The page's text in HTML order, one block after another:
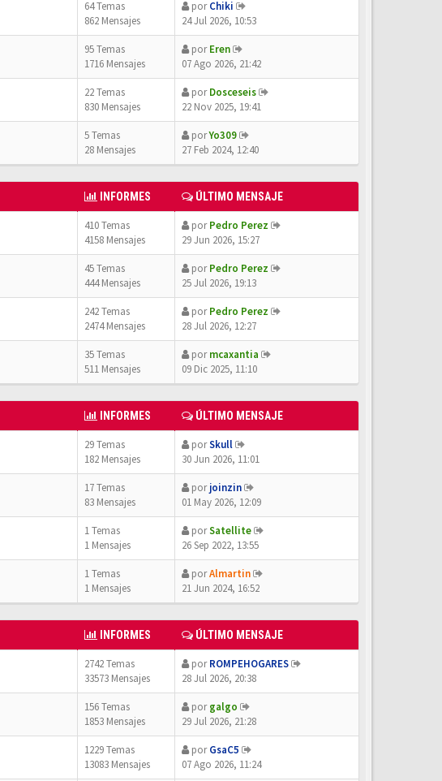
64 Temas
862 Mensajes
porChiki
24 Jul 2026, 10:53
95 Temas
1716 Mensajes
porEren
07 Ago 2026, 21:42
22 Temas
830 Mensajes
porDosceseis
22 Nov 2025, 19:41
5 Temas
28 Mensajes
porYo309
27 Feb 2024, 12:40
INFORMES ÚLTIMO MENSAJE
410 Temas
4158 Mensajes
porPedro Perez
29 Jun 2026, 15:27
45 Temas
444 Mensajes
porPedro Perez
25 Jul 2026, 19:13
242 Temas
2474 Mensajes
porPedro Perez
28 Jul 2026, 12:27
35 Temas
511 Mensajes
pormcaxantia
09 Dic 2025, 11:10
INFORMES ÚLTIMO MENSAJE
29 Temas
182 Mensajes
porSkull
30 Jun 2026, 11:01
17 Temas
83 Mensajes
porjoinzin
01 May 2026, 12:09
1 Temas
1 Mensajes
porSatellite
26 Sep 2022, 13:55
1 Temas
1 Mensajes
porAlmartin
21 Jun 2024, 16:52
INFORMES ÚLTIMO MENSAJE
2742 Temas
33573 Mensajes
porROMPEHOGARES
28 Jul 2026, 20:38
156 Temas
1853 Mensajes
porgalgo
29 Jul 2026, 21:28
1229 Temas
13083 Mensajes
porGsaC5
07 Ago 2026, 11:24